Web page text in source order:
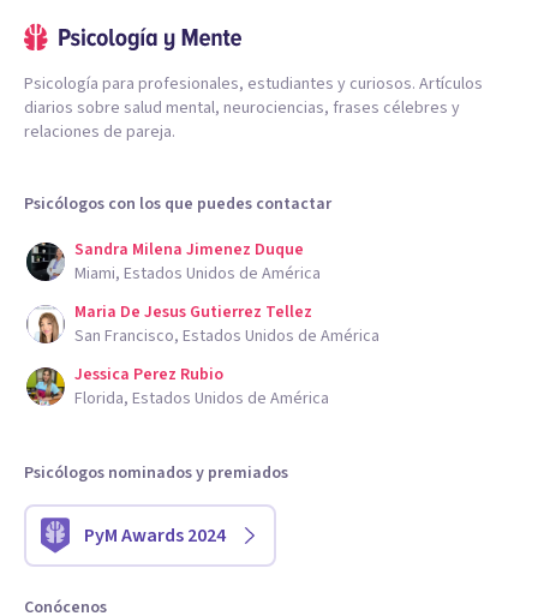
Psicología para profesionales, estudiantes y curiosos. Artículos
diarios sobre salud mental, neurociencias, frases célebres y
relaciones de pareja.
Psicólogos con los que puedes contactar
Sandra Milena Jimenez Duque
Miami, Estados Unidos de América
Maria De Jesus Gutierrez Tellez
San Francisco, Estados Unidos de América
Jessica Perez Rubio
Florida, Estados Unidos de América
Psicólogos nominados y premiados
PyM Awards 2024
Conócenos